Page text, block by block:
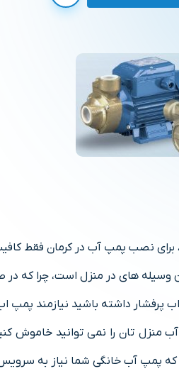
نصب پمپ آب در کرمان فقط
وسیله های در منزل است، چرا که
پرفشار داشته باشید نیازمند پمپ
منزل تان را نمی توانید خاموش
پمپ آب خانگی شما نیاز به سرویس